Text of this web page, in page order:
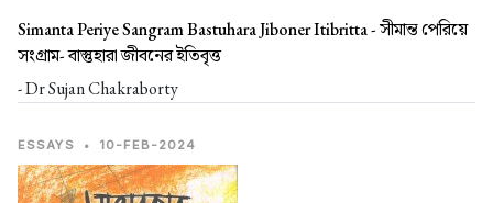
Simanta Periye Sangram Bastuhara Jiboner Itibritta -সীমান্ত পেরিয়ে
সংগ্রাম- বাস্তুহারা জীবনের ইতিবৃত্ত
- Dr Sujan Chakraborty
ESSAYS • 10-FEB-2024